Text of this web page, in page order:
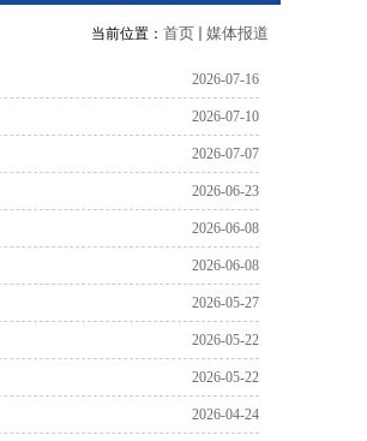
当前位置： 首页 媒体报道
2026-07-16
2026-07-10
2026-07-07
2026-06-23
2026-06-08
2026-06-08
2026-05-27
2026-05-22
2026-05-22
2026-04-24